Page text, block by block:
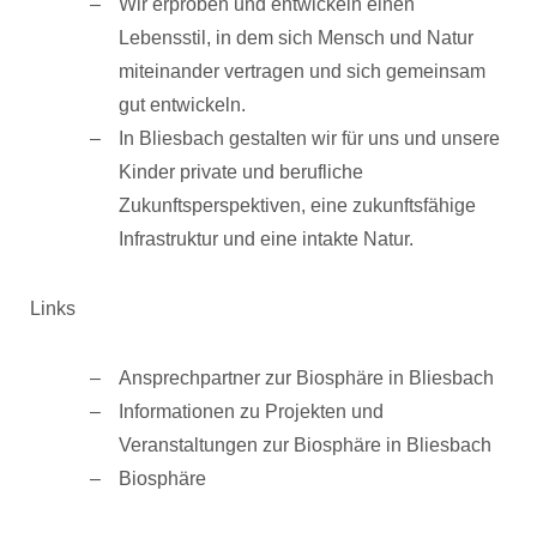
Wir erproben und entwickeln einen
Lebensstil, in dem sich Mensch und Natur
miteinander vertragen und sich gemeinsam
gut entwickeln.
In Bliesbach gestalten wir für uns und unsere
Kinder private und berufliche
Zukunftsperspektiven, eine zukunftsfähige
Infrastruktur und eine intakte Natur.
Links
Ansprechpartner zur Biosphäre in Bliesbach
Informationen zu Projekten und
Veranstaltungen zur Biosphäre in Bliesbach
Biosphäre